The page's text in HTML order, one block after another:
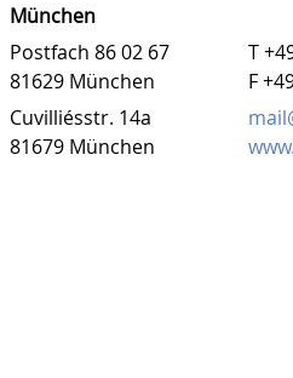
München
Postfach 86 02 67
81629 München
T
F
Cuvilliésstr. 14a
81679 München